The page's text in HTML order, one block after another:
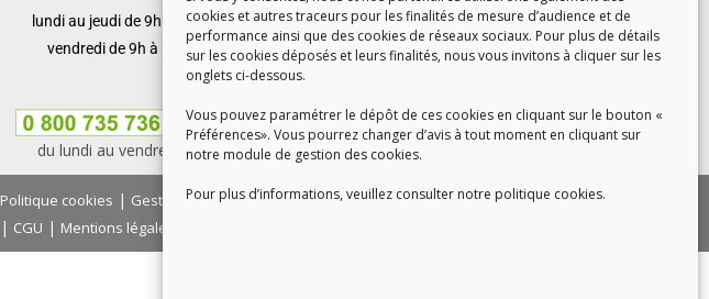
cookies et autres traceurs pour les finalités de mesure d’audience et de
performance ainsi que des cookies de réseaux sociaux. Pour plus de détails
sur les cookies déposés et leurs finalités, nous vous invitons à cliquer sur les
onglets ci-dessous.
Vous pouvez paramétrer le dépôt de ces cookies en cliquant sur le bouton «
Préférences». Vous pourrez changer d’avis à tout moment en cliquant sur
notre module de gestion des cookies.
Pour plus d’informations, veuillez consulter notre politique cookies.
lundi au jeudi de 9h à 12h et de 14h à 17h
vendredi de 9h à 12h et de 14h à 16h
du lundi au vendredi, de 8h30 à 18h30
Politique cookies | Gestion des cookies|Politique de confidentialité
| CGU | Mentions légales